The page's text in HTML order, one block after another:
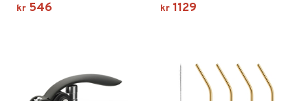
kr 546 kr 1129